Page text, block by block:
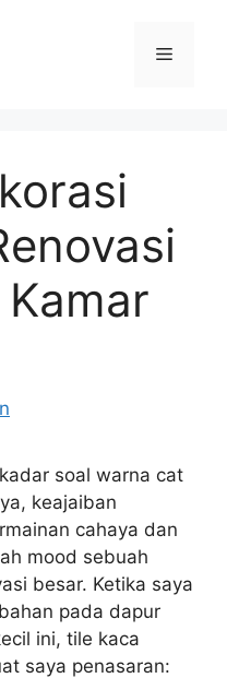
Menu
soal warna cat
keajaiban
cahaya dan
mood sebuah
besar. Ketika saya
pada dapur
ini, tile kaca
saya penasaran: